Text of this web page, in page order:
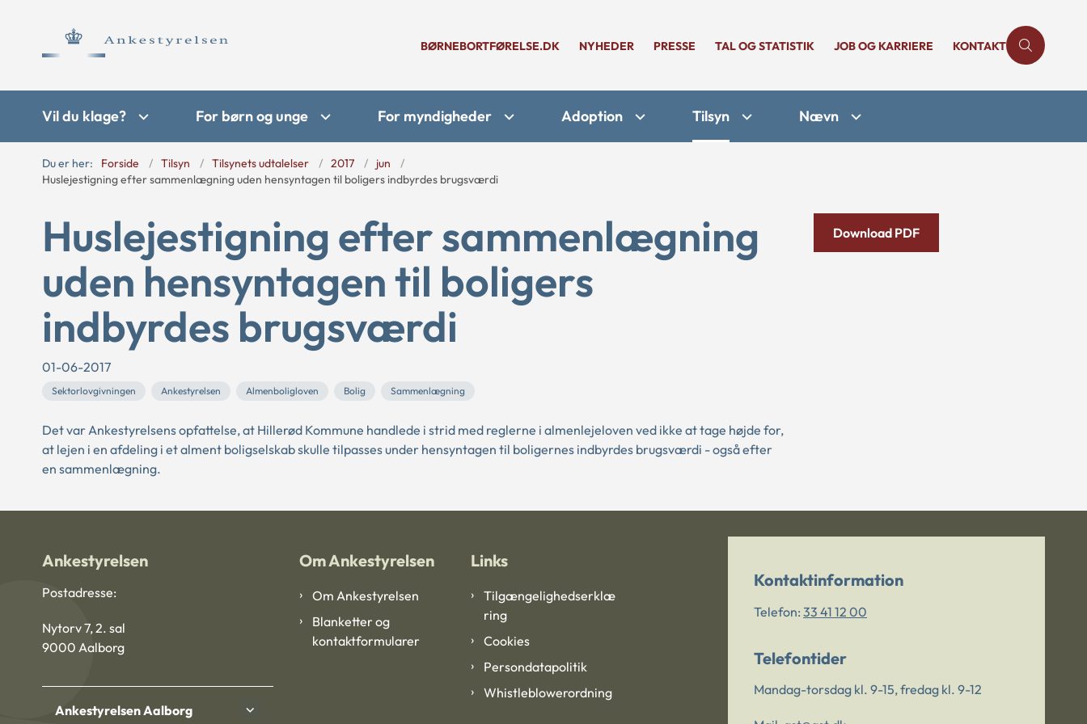
BØRNEBORTFØRELSE.DK NYHEDER PRESSE TAL OG STATISTIK JOB OG KARRIERE KONTAKT
Vil du klage? For børn og unge For myndigheder Adoption Tilsyn Nævn
Du er her: Forside Tilsyn Tilsynets udtalelser 2017
jun
Huslejestigning efter sammenlægning uden hensyntagen til boligers indbyrdes brugsværdi
Huslejestigning efter sammenlægning
uden hensyntagen til boligers
indbyrdes brugsværdi
01-06-2017
Sektorlovgivningen Ankestyrelsen Almenboligloven Bolig Sammenlægning
Det var Ankestyrelsens opfattelse, at Hillerød Kommune handlede i strid med reglerne i almenlejeloven ved ikke at tage højde for,
at lejen i en afdeling i et alment boligselskab skulle tilpasses under hensyntagen til boligernes indbyrdes brugsværdi - også efter
en sammenlægning.
Download PDF
Ankestyrelsen
Postadresse:
Nytorv 7, 2. sal
9000 Aalborg
Ankestyrelsen Aalborg
Om Ankestyrelsen
Om Ankestyrelsen
Blanketter og
kontaktformularer
Links
Tilgængelighedserklæ
ring
Cookies
Persondatapolitik
Whistleblowerordning
Kontaktinformation
Telefon: 33 41 12 00
Telefontider
Mandag-torsdag kl. 9-15, fredag kl. 9-12